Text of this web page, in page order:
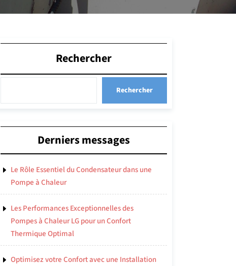
Rechercher
Rechercher
Derniers messages
Le Rôle Essentiel du Condensateur dans une
Pompe à Chaleur
Les Performances Exceptionnelles des
Pompes à Chaleur LG pour un Confort
Thermique Optimal
Optimisez votre Confort avec une Installation